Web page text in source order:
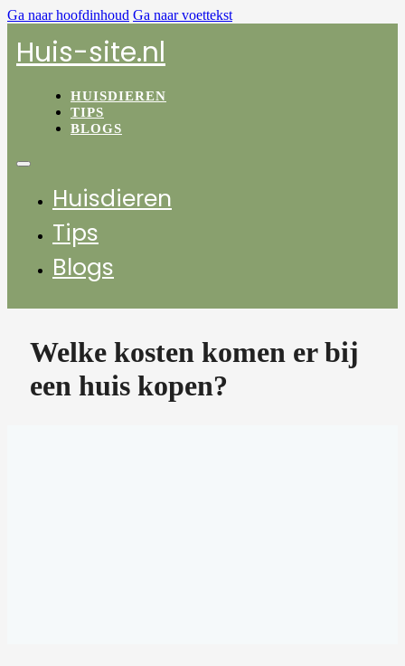
Ga naar hoofdinhoud Ga naar voettekst
Huis-site.nl
HUISDIEREN
TIPS
BLOGS
Huisdieren
Tips
Blogs
Welke kosten komen er bij
een huis kopen?